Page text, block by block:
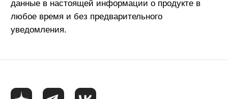
Согласие на обработку персональных данных
Политика конфиденциальности